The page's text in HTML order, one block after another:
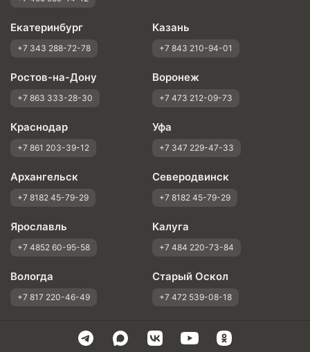
Екатеринбург
+7 343 288-72-78
Казань
+7 843 210-94-01
Ростов-на-Дону
+7 863 333-28-30
Воронеж
+7 473 212-09-73
Краснодар
+7 861 203-39-12
Уфа
+7 347 229-47-33
Архангельск
+7 8182 45-79-29
Северодвинск
+7 8182 45-79-29
Ярославль
+7 4852 60-95-58
Калуга
+7 484 220-73-84
Вологда
+7 817 220-46-49
Старый Оскол
+7 472 539-08-18